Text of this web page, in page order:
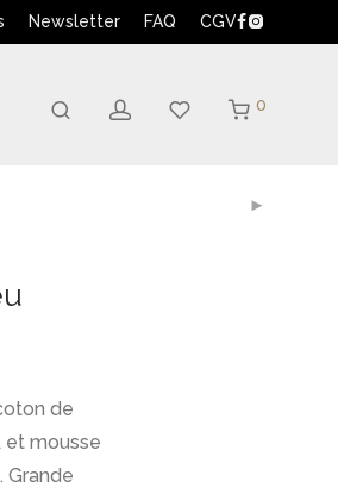
Newsletter FAQ CGV
0
de
et mousse
Grande